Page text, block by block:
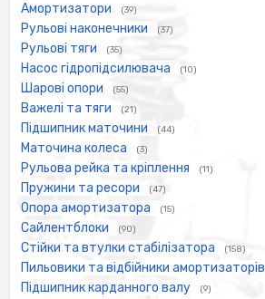
Амортизатори (39)
Рульові наконечники (37)
Рульові тяги (35)
Насос гідропідсилювача (10)
Шарові опори (55)
Важелі та тяги (21)
Підшипник маточини (44)
Маточина колеса (3)
Рульова рейка та кріплення (11)
Пружини та ресори (47)
Опора амортизатора (15)
Сайлентблоки (90)
Стійки та втулки стабілізатора (158)
Пильовики та відбійники амортизаторів
Підшипник карданного валу (9)